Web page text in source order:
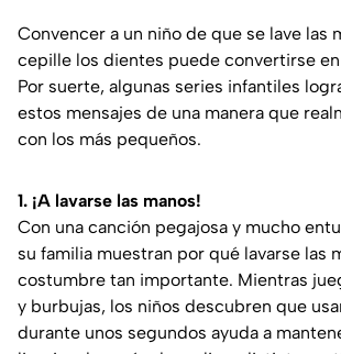
Convencer a un niño de que se lave las
cepille los dientes puede convertirse
Por suerte, algunas series infantiles
estos mensajes de una manera que
con los más pequeños.
1. ¡A lavarse las manos!
Con una canción pegajosa y mucho
su familia muestran por qué lavarse las
costumbre tan importante. Mientras
y burbujas, los niños descubren que
durante unos segundos ayuda a